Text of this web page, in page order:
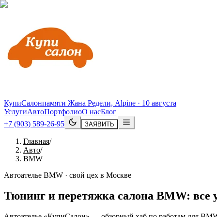
КупиСалонпамяти Жана Редели, Alpine · 10 августа
УслугиАвтоПортфолиоО насБлог
+7 (903) 589-26-95
ЗАЯВИТЬ
Главная/
Авто/
BMW
Автоателье BMW · свой цех в Москве
Тюнинг и перетяжка салона BMW: все